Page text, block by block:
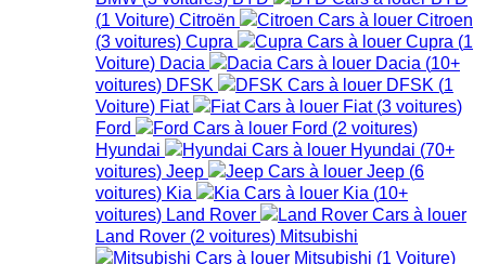
(1 Voiture) Citroën
Citroen
(3 voitures) Cupra Cupra (1
Voiture) Dacia Dacia (10+
voitures) DFSK DFSK (1
Voiture) Fiat Fiat (3 voitures)
Ford
Ford (2 voitures)
Hyundai
Hyundai (70+
voitures) Jeep Jeep (6
voitures) Kia Kia (10+
voitures) Land Rover
Land Rover (2 voitures) Mitsubishi
Mitsubishi (1 Voiture)